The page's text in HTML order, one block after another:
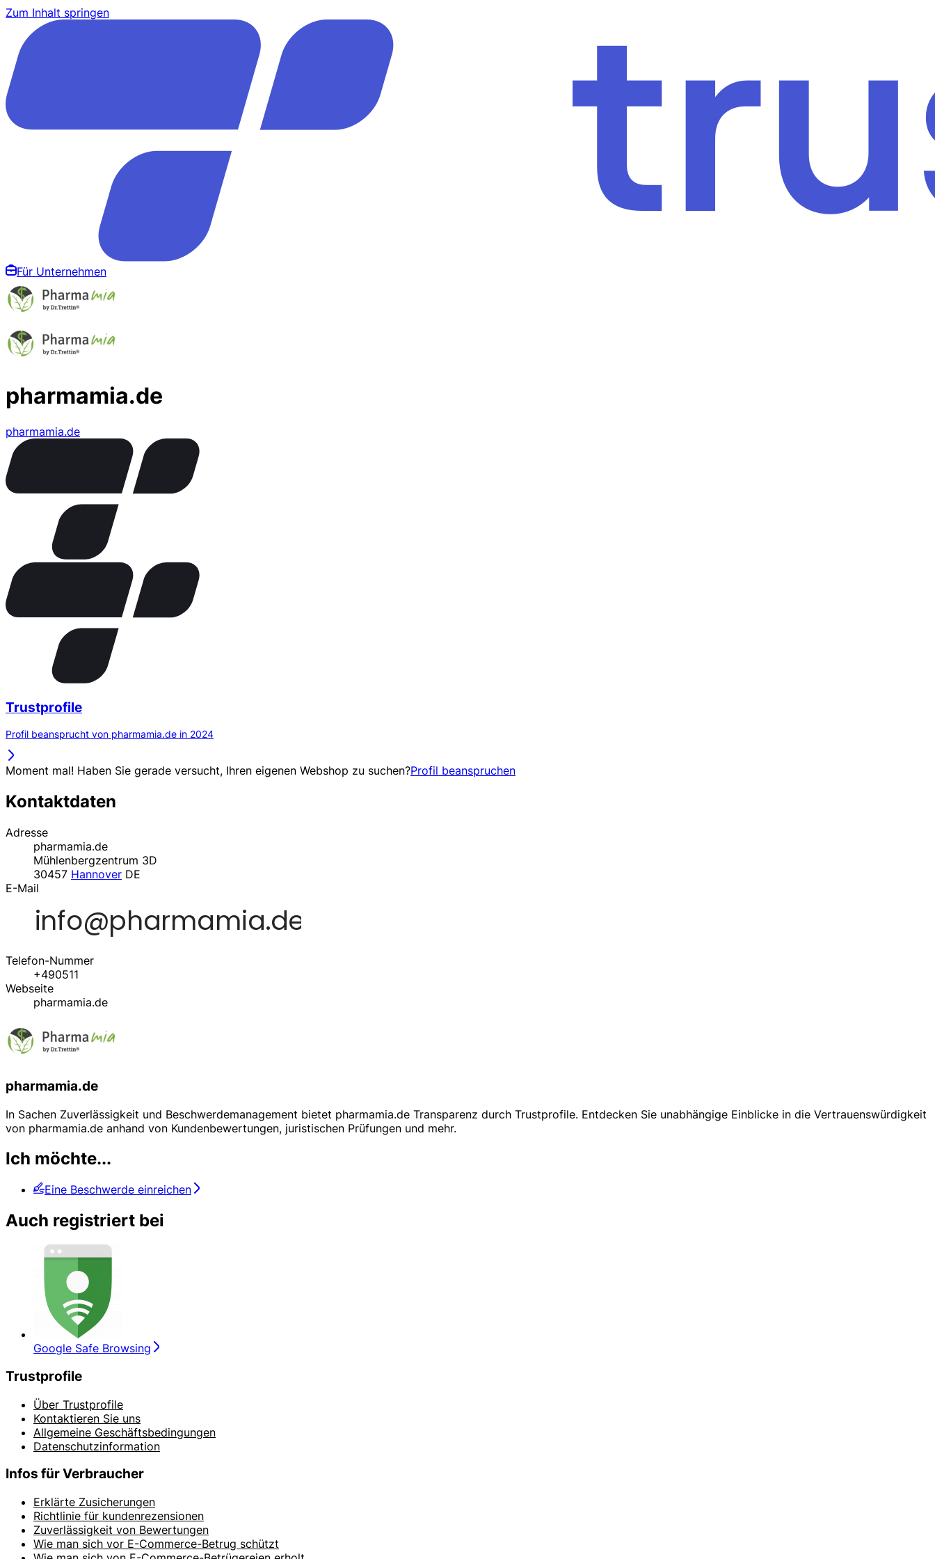
Zum Inhalt springen
Für Unternehmen
pharmamia.de
pharmamia.de
Trustprofile
Profil beansprucht von pharmamia.de in 2024
Moment mal! Haben Sie gerade versucht, Ihren eigenen Webshop zu suchen?Profil beanspruchen
Kontaktdaten
Adresse
pharmamia.de
Mühlenbergzentrum 3D
30457 Hannover DE
E-Mail
Telefon-Nummer
+490511
Webseite
pharmamia.de
pharmamia.de
In Sachen Zuverlässigkeit und Beschwerdemanagement bietet pharmamia.de Transparenz durch Trustprofile. Entdecken Sie unabhängige Einblicke in die Vertrauenswürdigkeit
von pharmamia.de anhand von Kundenbewertungen, juristischen Prüfungen und mehr.
Ich möchte...
Eine Beschwerde einreichen
Auch registriert bei
Google Safe Browsing
Trustprofile
Über Trustprofile
Kontaktieren Sie uns
Allgemeine Geschäftsbedingungen
Datenschutzinformation
Infos für Verbraucher
Erklärte Zusicherungen
Richtlinie für kundenrezensionen
Zuverlässigkeit von Bewertungen
Wie man sich vor E-Commerce-Betrug schützt